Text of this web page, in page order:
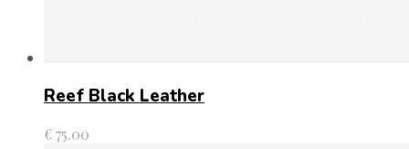
Reef Black Leather
€75.00